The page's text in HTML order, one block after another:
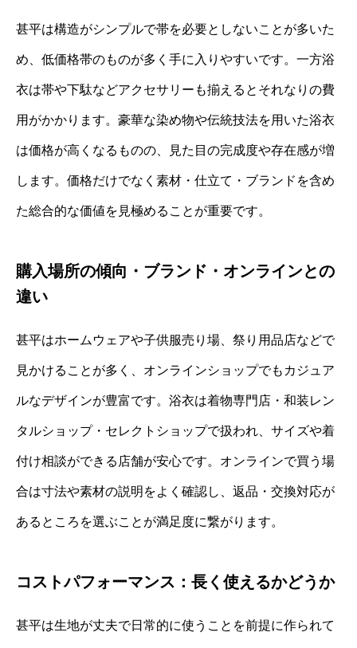
甚平は構造がシンプルで帯を必要としないことが多いた
め、低価格帯のものが多く手に入りやすいです。一方浴
衣は帯や下駄などアクセサリーも揃えるとそれなりの費
用がかかります。豪華な染め物や伝統技法を用いた浴衣
は価格が高くなるものの、見た目の完成度や存在感が増
します。価格だけでなく素材・仕立て・ブランドを含め
た総合的な価値を見極めることが重要です。
購入場所の傾向・ブランド・オンラインとの
違い
甚平はホームウェアや子供服売り場、祭り用品店などで
見かけることが多く、オンラインショップでもカジュア
ルなデザインが豊富です。浴衣は着物専門店・和装レン
タルショップ・セレクトショップで扱われ、サイズや着
付け相談ができる店舗が安心です。オンラインで買う場
合は寸法や素材の説明をよく確認し、返品・交換対応が
あるところを選ぶことが満足度に繋がります。
コストパフォーマンス：長く使えるかどうか
甚平は生地が丈夫で日常的に使うことを前提に作られて